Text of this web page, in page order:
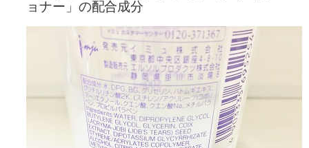
ョナー」の配合成分